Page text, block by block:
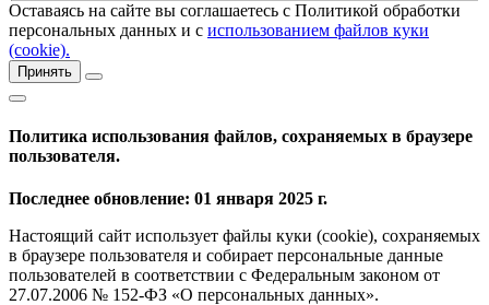
Оставаясь на сайте вы соглашаетесь с Политикой обработки
персональных данных и с использованием файлов куки
(cookie).
Принять
Политика использования файлов, сохраняемых в браузере
пользователя.
Последнее обновление: 01 января 2025 г.
Настоящий сайт использует файлы куки (cookie), сохраняемых
в браузере пользователя и собирает персональные данные
пользователей в соответствии с Федеральным законом от
27.07.2006 № 152-ФЗ «О персональных данных».